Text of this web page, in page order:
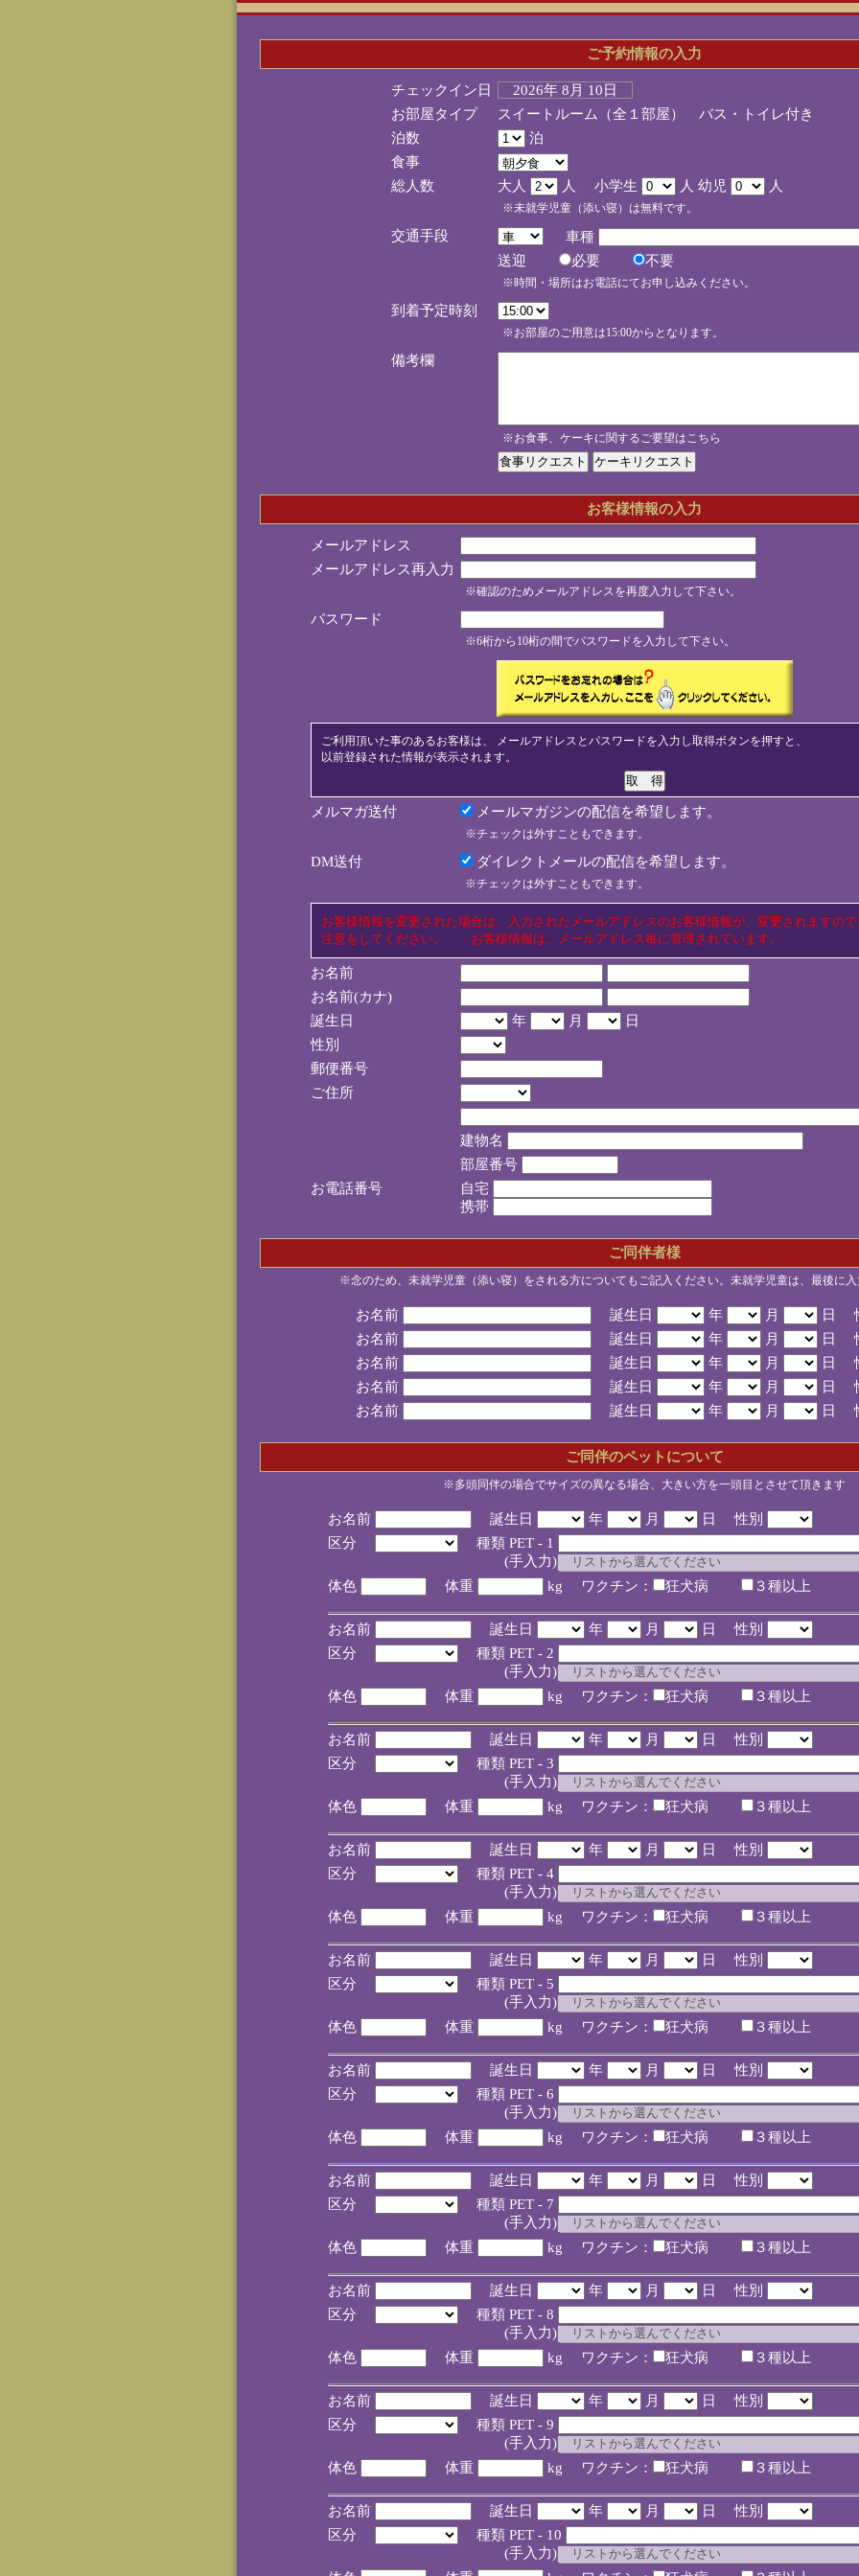
ご予約情報の入力
チェックイン日
2026年 8月 10日
お部屋タイプ
スイートルーム（全１部屋） バス・トイレ付き
泊数
泊
食事
総人数
大人 人 小学生 人 幼児 人
※未就学児童（添い寝）は無料です。
交通手段
車種
送迎
必要 不要
※時間・場所はお電話にてお申し込みください。
到着予定時刻
※お部屋のご用意は15:00からとなります。
備考欄
※お食事、ケーキに関するご要望はこちら
お客様情報の入力
メールアドレス
メールアドレス再入力
※確認のためメールアドレスを再度入力して下さい。
パスワード
※6桁から10桁の間でパスワードを入力して下さい。
ご利用頂いた事のあるお客様は、 メールアドレスとパスワードを入力し取得ボタンを押すと、
以前登録された情報が表示されます。
メルマガ送付 メールマガジンの配信を希望します。
※チェックは外すこともできます。
DM送付 ダイレクトメールの配信を希望します。
※チェックは外すこともできます。
お客様情報を変更された場合は、入力されたメールアドレスのお客様情報が、変更されますので
注意をしてください。 お客様情報は、メールアドレス毎に管理されています。
お名前
お名前(カナ)
誕生日
年 月
日
性別
郵便番号
ご住所
建物名
部屋番号
お電話番号
自宅
携帯
ご同伴者様
※念のため、未就学児童（添い寝）をされる方についてもご記入ください。未就学児童は、最後に入
お名前 誕生日 年 月
日
お名前
誕生日 年 月
日
お名前
誕生日 年 月
日
お名前
誕生日 年 月
日
お名前
誕生日 年 月 日
ご同伴のペットについて
※多頭同伴の場合でサイズの異なる場合、大きい方を一頭目とさせて頂きます
お名前 誕生日 年 月
日 性別
区分
種類 PET - 1
(手入力)
体色
体重 kg ワクチン： 狂犬病 ３種以上
お名前 誕生日 年 月
日 性別
区分
種類 PET - 2
(手入力)
体色
体重 kg ワクチン： 狂犬病 ３種以上
お名前 誕生日 年 月
日 性別
区分
種類 PET - 3
(手入力)
体色
体重 kg ワクチン： 狂犬病 ３種以上
お名前 誕生日 年 月
日 性別
区分
種類 PET - 4
(手入力)
体色
体重 kg ワクチン： 狂犬病 ３種以上
お名前 誕生日 年 月
日 性別
区分
種類 PET - 5
(手入力)
体色
体重 kg ワクチン： 狂犬病 ３種以上
お名前 誕生日 年 月
日 性別
区分
種類 PET - 6
(手入力)
体色
体重 kg ワクチン： 狂犬病 ３種以上
お名前 誕生日 年 月
日 性別
区分
種類 PET - 7
(手入力)
体色
体重 kg ワクチン： 狂犬病 ３種以上
お名前 誕生日 年 月
日 性別
区分
種類 PET - 8
(手入力)
体色
体重 kg ワクチン： 狂犬病 ３種以上
お名前 誕生日 年 月
日 性別
区分
種類 PET - 9
(手入力)
体色
体重 kg ワクチン： 狂犬病 ３種以上
お名前 誕生日 年 月
日 性別
区分
種類 PET - 10
(手入力)